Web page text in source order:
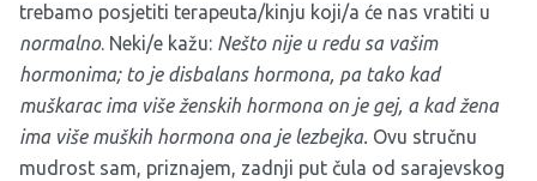
trebamo posjetiti terapeuta/kinju koji/a će nas vratiti u
normalno. Neki/e kažu: Nešto nije u redu sa vašim
hormonima; to je disbalans hormona, pa tako kad
muškarac ima više ženskih hormona on je gej, a kad žena
ima više muških hormona ona je lezbejka. Ovu stručnu
mudrost sam, priznajem, zadnji put čula od sarajevskog